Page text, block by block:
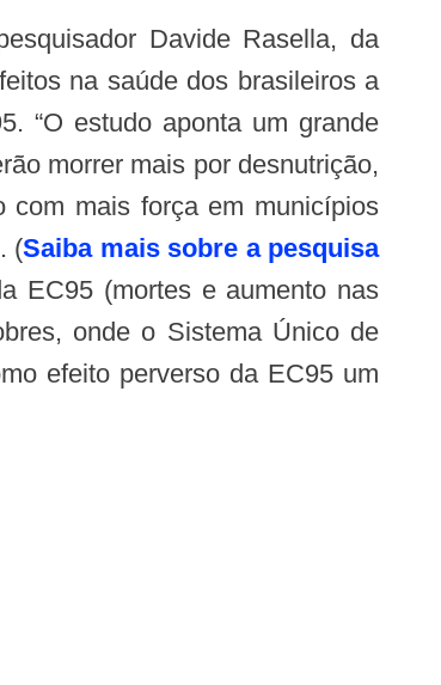
Davide Rasella, da
na saúde dos brasileiros a
“O estudo aponta um grande
morrer mais por desnutrição,
com mais força em municípios
(Saiba mais sobre a pesquisa
EC95 (mortes e aumento nas
onde o Sistema Único de
efeito perverso da EC95 um